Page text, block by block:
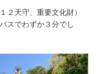
２天守、重要文化財）
スでわずか３分でし